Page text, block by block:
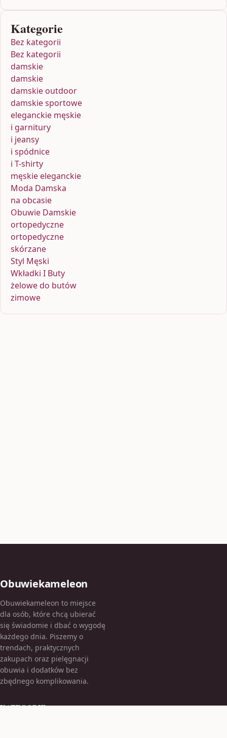
Kategorie
Bez kategorii
Bez kategorii
damskie
damskie
damskie outdoor
damskie sportowe
eleganckie męskie
i garnitury
i jeansy
i spódnice
i T-shirty
męskie eleganckie
Moda Damska
na obcasie
Obuwie Damskie
ortopedyczne
ortopedyczne
skórzane
Styl Męski
Wkładki I Buty
żelowe do butów
zimowe
Obuwiekameleon
Obuwiekameleon to miejsce
dla osób, które chcą ubierać
się świadomie i dbać o wygodę
każdego dnia. Piszemy o
trendach, praktycznych
zakupach oraz pielęgnacji
obuwia i dodatków bez
zbędnego komplikowania.
KATEGORIE